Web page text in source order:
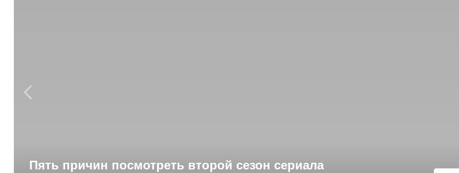
Пять причин посмотреть второй сезон сериала